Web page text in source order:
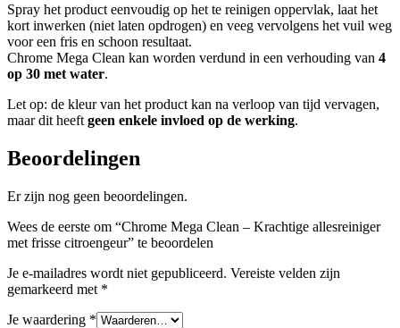
Spray het product eenvoudig op het te reinigen oppervlak, laat het
kort inwerken (niet laten opdrogen) en veeg vervolgens het vuil weg
voor een fris en schoon resultaat.
Chrome Mega Clean kan worden verdund in een verhouding van 4
op 30 met water.
Let op: de kleur van het product kan na verloop van tijd vervagen,
maar dit heeft geen enkele invloed op de werking.
Beoordelingen
Er zijn nog geen beoordelingen.
Wees de eerste om “Chrome Mega Clean – Krachtige allesreiniger
met frisse citroengeur” te beoordelen
Je e-mailadres wordt niet gepubliceerd. Vereiste velden zijn
gemarkeerd met *
Je waardering *